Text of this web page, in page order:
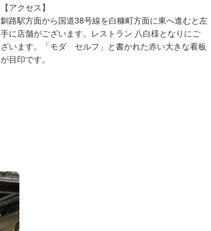
【アクセス】
釧路駅方面から国道38号線を白糠町方面に東へ進むと左
手に店舗がございます。レストラン 八白様となりにご
ざいます。「モダ　セルフ」と書かれた赤い大きな看板
が目印です。